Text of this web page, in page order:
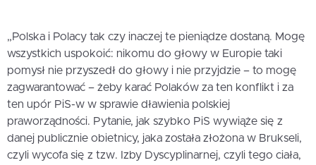
„Polska i Polacy tak czy inaczej te pieniądze dostaną. Mogę
wszystkich uspokoić: nikomu do głowy w Europie taki
pomysł nie przyszedł do głowy i nie przyjdzie – to mogę
zagwarantować – żeby karać Polaków za ten konflikt i za
ten upór PiS-w w sprawie dławienia polskiej
praworządności. Pytanie, jak szybko PiS wywiąże się z
danej publicznie obietnicy, jaka została złożona w Brukseli,
czyli wycofa się z tzw. Izby Dyscyplinarnej, czyli tego ciała,